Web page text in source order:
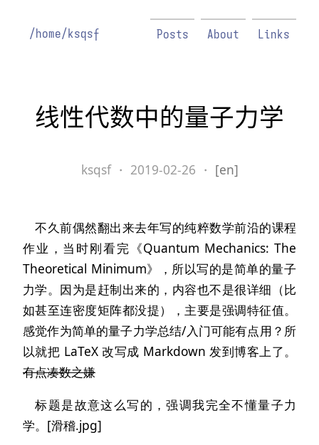
/home/ksqsf Posts About Links
线性代数中的量子力学
ksqsf・ 2019-02-26 ・ [en]
不久前偶然翻出来去年写的纯粹数学前沿的课程
作业，当时刚看完《Quantum Mechanics: The
Theoretical Minimum》，所以写的是简单的量子
力学。因为是赶制出来的，内容也不是很详细（比
如甚至连密度矩阵都没提），主要是强调特征值。
感觉作为简单的量子力学总结/入门可能有点用？所
以就把 LaTeX 改写成 Markdown 发到博客上了。
有点凑数之嫌
标题是故意这么写的，强调我完全不懂量子力
学。[滑稽.jpg]